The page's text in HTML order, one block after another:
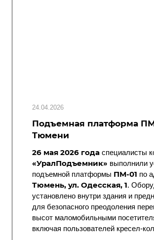
24.04.2026
Подъемная платформа
Тюмени
26 мая 2026 года специалисты
«УралПодъемник» выполнили
подъемной платформы ПМ-01 по
Тюмень, ул. Одесская, 1.
установлено внутри здания и
для безопасного преодоления
высот маломобильными
включая пользователей кресел-